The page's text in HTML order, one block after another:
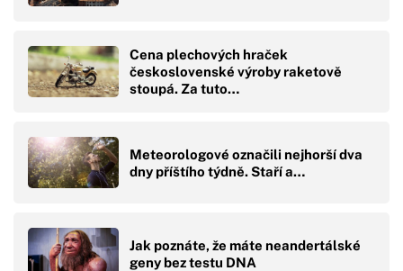
Cena plechových hraček
československé výroby raketově
stoupá. Za tuto…
Meteorologové označili nejhorší dva
dny příštího týdně. Staří a…
Jak poznáte, že máte neandertálské
geny bez testu DNA